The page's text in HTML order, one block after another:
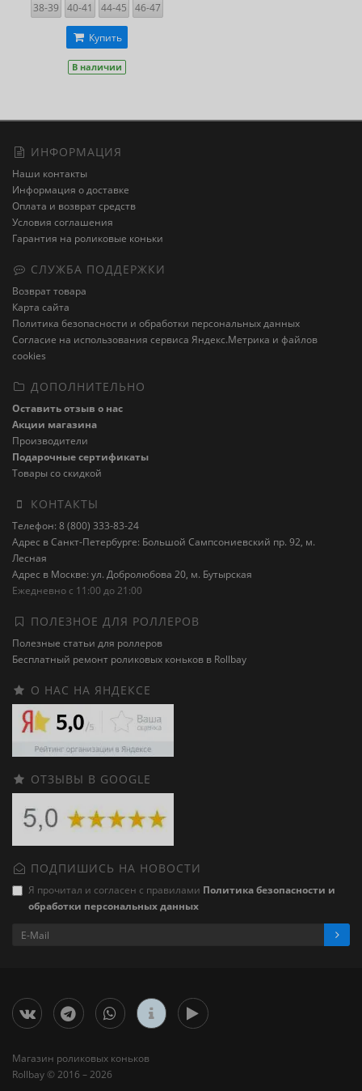
38-39
40-41 44-45 46-47
Купить
В наличии
ИНФОРМАЦИЯ
Наши контакты
Информация о доставке
Оплата и возврат средств
Условия соглашения
Гарантия на роликовые коньки
СЛУЖБА ПОДДЕРЖКИ
Возврат товара
Карта сайта
Политика безопасности и обработки персональных данных
Cогласие на использования сервиса Яндекс.Метрика и файлов
cookies
ДОПОЛНИТЕЛЬНО
Оставить отзыв о нас
Акции магазина
Производители
Подарочные сертификаты
Товары со скидкой
КОНТАКТЫ
Телефон: 8 (800) 333-83-24
Адрес в Санкт-Петербурге: Большой Сампсониевский пр. 92, м.
Лесная
Адрес в Москве: ул. Добролюбова 20, м. Бутырская
Ежедневно с 11:00 до 21:00
ПОЛЕЗНОЕ ДЛЯ РОЛЛЕРОВ
Полезные статьи для роллеров
Бесплатный ремонт роликовых коньков в Rollbay
О НАС НА ЯНДЕКСЕ
ОТЗЫВЫ В GOOGLE
ПОДПИШИСЬ НА НОВОСТИ
Я прочитал и согласен с правилами Политика безопасности и
обработки персональных данных
Магазин роликовых коньков
Rollbay © 2016 – 2026